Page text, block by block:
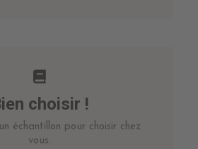
choisir !
échantillon pour choisir chez
vous.